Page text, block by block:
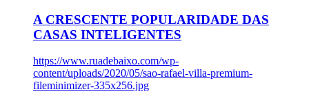
A CRESCENTE POPULARIDADE DAS
CASAS INTELIGENTES
https://www.ruadebaixo.com/wp-
content/uploads/2020/05/sao-rafael-villa-premium-
fileminimizer-335x256.jpg